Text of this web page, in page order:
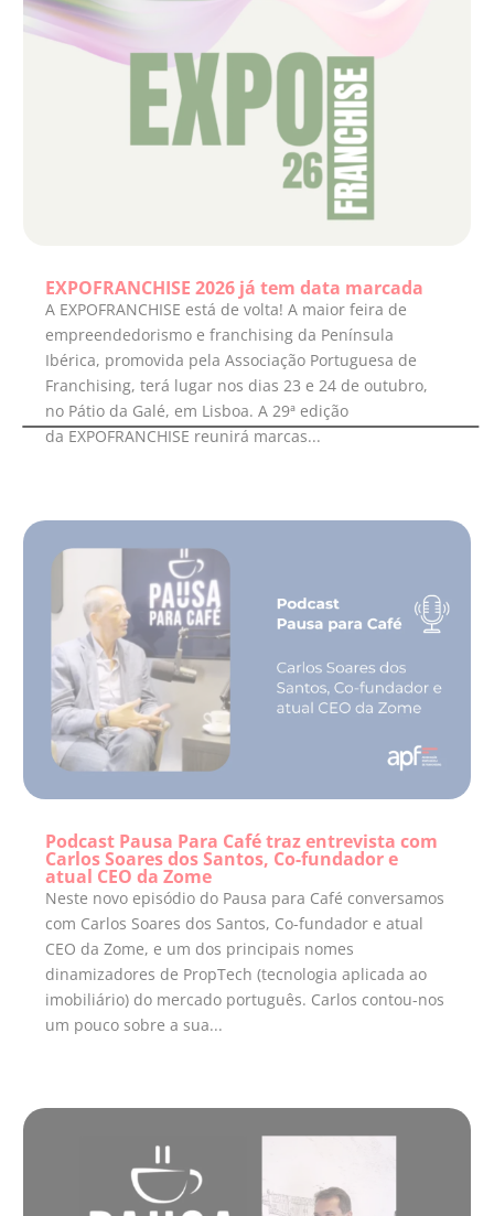
EXPOFRANCHISE 2026 já tem data marcada
A EXPOFRANCHISE está de volta! A maior feira de
empreendedorismo e franchising da Península
Ibérica, promovida pela Associação Portuguesa de
Franchising, terá lugar nos dias 23 e 24 de outubro,
no Pátio da Galé, em Lisboa. A 29ª edição
da EXPOFRANCHISE reunirá marcas...
Podcast Pausa Para Café traz entrevista com
Carlos Soares dos Santos, Co-fundador e
atual CEO da Zome
Neste novo episódio do Pausa para Café conversamos
com Carlos Soares dos Santos, Co-fundador e atual
CEO da Zome, e um dos principais nomes
dinamizadores de PropTech (tecnologia aplicada ao
imobiliário) do mercado português. Carlos contou-nos
um pouco sobre a sua...